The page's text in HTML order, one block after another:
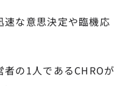
な意思決定や臨機応
の1人であるCHROが